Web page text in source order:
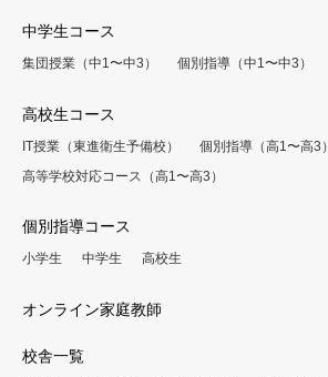
中学生コース
集団授業（中1〜中3） 個別指導（中1〜中3）
高校生コース
IT授業（東進衛生予備校）
個別指導（高1〜高3）
高等学校対応コース（高1〜高3）
個別指導コース
小学生 中学生 高校生
オンライン家庭教師
校舎一覧